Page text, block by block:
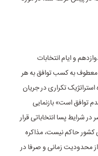
و ایام انتخابات
رویکردی معطوف به کسب توافق به هر
استراتژیک تکراری در جریان
توافق است» بازنمایی
شرایط پسا انتخاباتی قرار
کشور حاکم نیست، مذاکره
از محدودیت زمانی و صرفا در